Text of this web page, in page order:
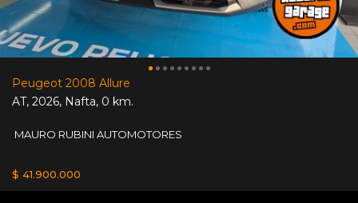
Peugeot 2008 Allure
AT, 2026, Nafta, 0 km.
MAURO RUBINI AUTOMOTORES
$ 41.900.000